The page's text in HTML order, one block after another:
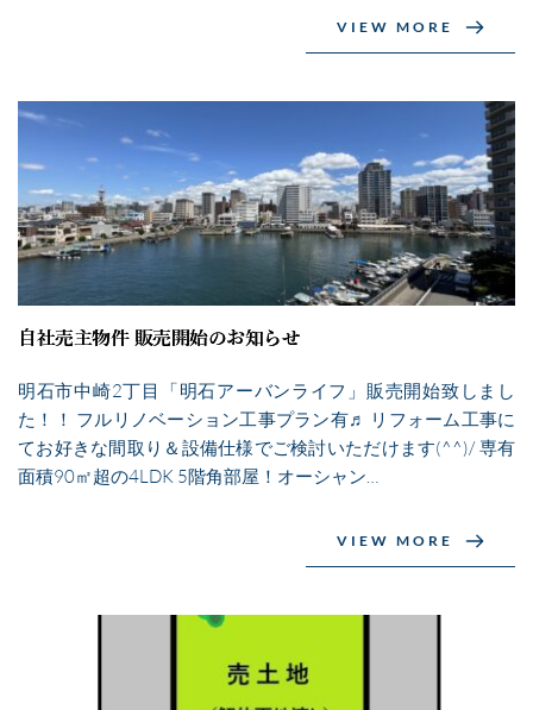
VIEW MORE
自社売主物件 販売開始のお知らせ
明石市中崎2丁目「明石アーバンライフ」販売開始致しまし
た！！ フルリノベーション工事プラン有♬ リフォーム工事に
てお好きな間取り＆設備仕様でご検討いただけます(^^)/ 専有
面積90㎡超の4LDK 5階角部屋！オーシャン…
VIEW MORE